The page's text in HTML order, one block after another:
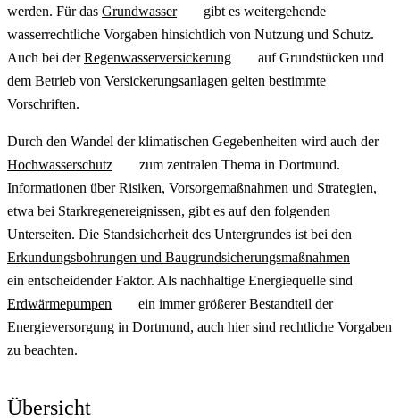
werden. Für das Grundwasser
gibt es weitergehende
wasserrechtliche Vorgaben hinsichtlich von Nutzung und Schutz.
Auch bei derRegenwasserversickerung
auf Grundstücken und
dem Betrieb von Versickerungsanlagen gelten bestimmte
Vorschriften.
Durch den Wandel der klimatischen Gegebenheiten wird auch der
Hochwasserschutz
zum zentralen Thema in Dortmund.
Informationen über Risiken, Vorsorgemaßnahmen und Strategien,
etwa bei Starkregenereignissen, gibt es auf den folgenden
Unterseiten. Die Standsicherheit des Untergrundes ist bei den
Erkundungsbohrungen und Baugrundsicherungsmaßnahmen
ein entscheidender Faktor. Als nachhaltige Energiequelle sind
Erdwärmepumpen
ein immer größerer Bestandteil der
Energieversorgung in Dortmund, auch hier sind rechtliche Vorgaben
zu beachten.
Übersicht